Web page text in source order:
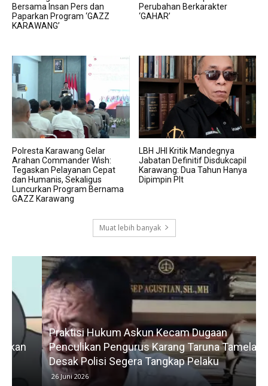
Bersama Insan Pers dan
Paparkan Program ‘GAZZ
KARAWANG’
Perubahan Berkarakter
‘GAHAR’
Polresta Karawang Gelar
Arahan Commander Wish:
Tegaskan Pelayanan Cepat
dan Humanis, Sekaligus
Luncurkan Program Bernama
GAZZ Karawang
LBH JHI Kritik Mandegnya
Jabatan Definitif Disdukcapil
Karawang: Dua Tahun Hanya
Dipimpin Plt
Muat lebih banyak
Praktisi Hukum Askun Kecam Dugaan
Penculikan Pengurus Karang Taruna Tamelang,
Desak Polisi Segera Tangkap Pelaku
26 Juni 2026